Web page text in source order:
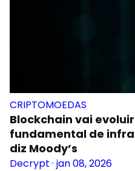
CRIPTOMOEDAS
Blockchain vai
fundamental de
diz Moody’s
Decrypt · jan 08, 2026